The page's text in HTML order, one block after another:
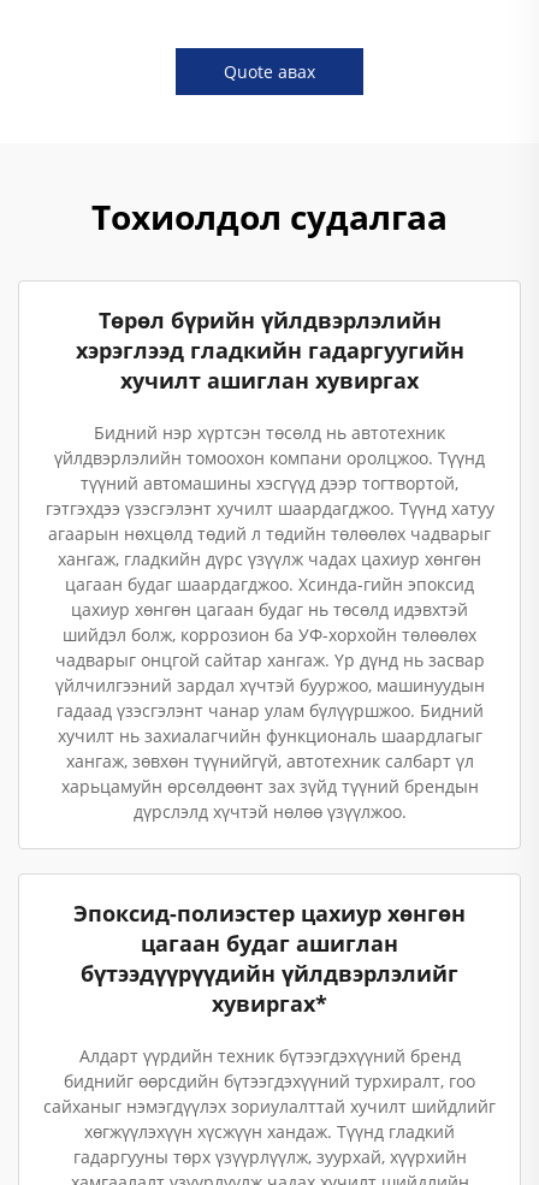
Quote авах
Тохиолдол судалгаа
Төрөл бүрийн үйлдвэрлэлийн
хэрэглээд гладкийн гадаргуугийн
хучилт ашиглан хувиргах
Бидний нэр хүртсэн төсөлд нь автотехник
үйлдвэрлэлийн томоохон компани оролцжоо. Түүнд
түүний автомашины хэсгүүд дээр тогтвортой,
гэтгэхдээ үзэсгэлэнт хучилт шаардагджоо. Түүнд хатуу
агаарын нөхцөлд төдий л төдийн төлөөлөх чадварыг
хангаж, гладкийн дүрс үзүүлж чадах цахиур хөнгөн
цагаан будаг шаардагджоо. Хсинда-гийн эпоксид
цахиур хөнгөн цагаан будаг нь төсөлд идэвхтэй
шийдэл болж, коррозион ба УФ-хорхойн төлөөлөх
чадварыг онцгой сайтар хангаж. Үр дүнд нь засвар
үйлчилгээний зардал хүчтэй бууржоо, машинуудын
гадаад үзэсгэлэнт чанар улам бүлүүршжоо. Бидний
хучилт нь захиалагчийн функциональ шаардлагыг
хангаж, зөвхөн түүнийгүй, автотехник салбарт үл
харьцамуйн өрсөлдөөнт зах зүйд түүний брендын
дүрслэлд хүчтэй нөлөө үзүүлжоо.
Эпоксид-полиэстер цахиур хөнгөн
цагаан будаг ашиглан
бүтээдүүрүүдийн үйлдвэрлэлийг
хувиргах*
Алдарт үүрдийн техник бүтээгдэхүүний бренд
биднийг өөрсдийн бүтээгдэхүүний турхиралт, гоо
сайханыг нэмэгдүүлэх зориулалттай хучилт шийдлийг
хөгжүүлэхүүн хүсжүүн хандаж. Түүнд гладкий
гадаргууны төрх үзүүрлүүлж, зуурхай, хүүрхийн